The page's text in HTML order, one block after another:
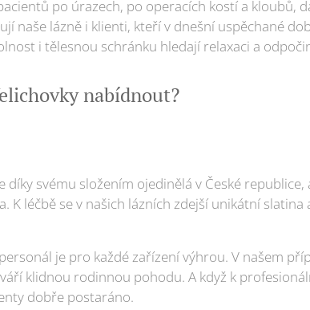
po úrazech, po operacích kostí a kloubů,
naše lázně i klienti, kteří v dnešní uspěchané
i tělesnou schránku hledají relaxaci a
nabídnout?
díky svému složením ojedinělá v České republice,
K léčbě se v našich lázních zdejší unikátní slatina
je pro každé zařízení výhrou. V našem
klidnou rodinnou pohodu. A když k
dobře postaráno.